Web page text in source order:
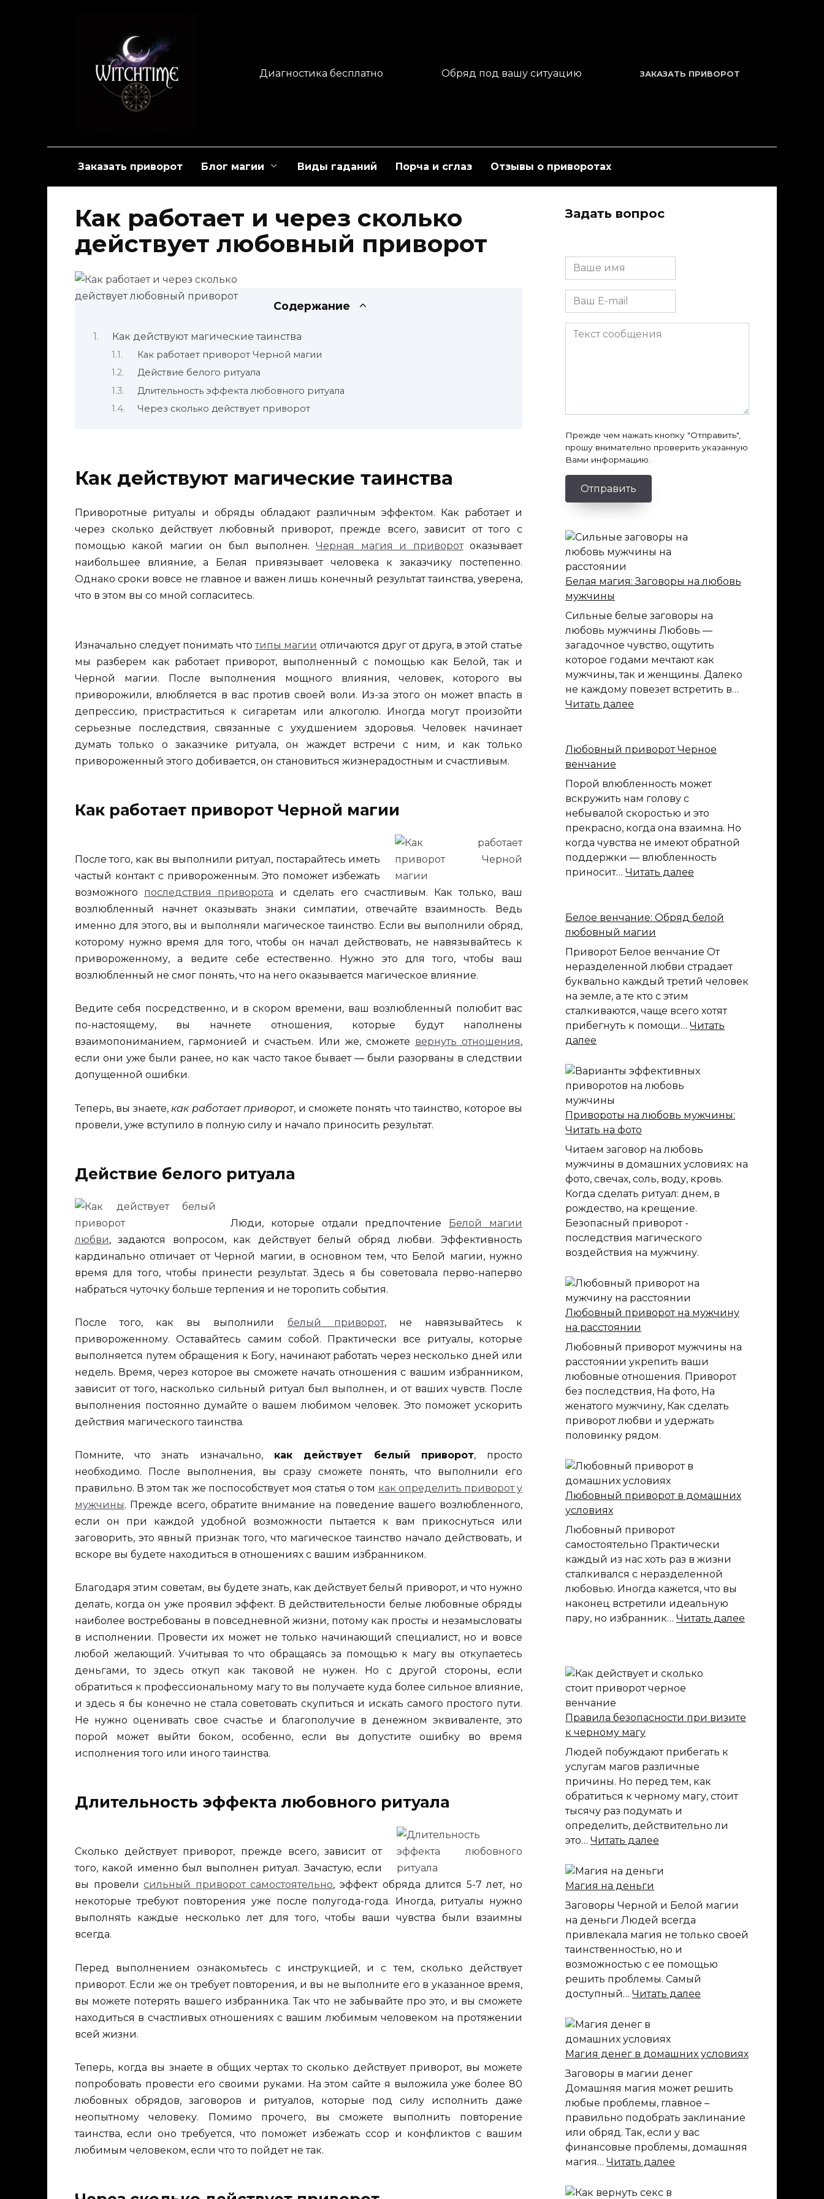
Диагностика бесплатно Обряд под вашу ситуацию ЗАКАЗАТЬ ПРИВОРОТ
Заказать приворот Блог магии Виды гаданий Порча и сглаз Отзывы о приворотах
Как работает и через сколько
действует любовный приворот
Содержание
Как действуют магические таинства
Как работает приворот Черной магии
Действие белого ритуала
Длительность эффекта любовного ритуала
Через сколько действует приворот
Как действуют магические таинства
Приворотные ритуалы и обряды обладают различным эффектом. Как работает и
через сколько действует любовный приворот, прежде всего, зависит от того с
помощью какой магии он был выполнен.Черная магия и приворотоказывает
наибольшее влияние, а Белая привязывает человека к заказчику постепенно.
Однако сроки вовсе не главное и важен лишь конечный результат таинства, уверена,
что в этом вы со мной согласитесь.
Изначально следует понимать чтотипы магии отличаются друг от друга, в этой статье
мы разберем как работает приворот, выполненный с помощью как Белой, так и
Черной магии. После выполнения мощного влияния, человек, которого вы
приворожили, влюбляется в вас против своей воли. Из-за этого он может впасть в
депрессию, пристраститься к сигаретам или алкоголю. Иногда могут произойти
серьезные последствия, связанные с ухудшением здоровья. Человек начинает
думать только о заказчике ритуала, он жаждет встречи с ним, и как только
привороженный этого добивается, он становиться жизнерадостным и счастливым.
Как работает приворот Черной магии
После того, как вы выполнили ритуал, постарайтесь иметь
частый контакт с привороженным. Это поможет избежать
возможного последствия приворота и сделать его счастливым. Как только, ваш
возлюбленный начнет оказывать знаки симпатии, отвечайте взаимность. Ведь
именно для этого, вы и выполняли магическое таинство. Если вы выполнили обряд,
которому нужно время для того, чтобы он начал действовать, не навязывайтесь к
привороженному, а ведите себе естественно. Нужно это для того, чтобы ваш
возлюбленный не смог понять, что на него оказывается магическое влияние.
Ведите себя посредственно, и в скором времени, ваш возлюбленный полюбит вас
по-настоящему, вы начнете отношения, которые будут наполнены
взаимопониманием, гармонией и счастьем. Или же, сможете вернуть отношения,
если они уже были ранее, но как часто такое бывает — были разорваны в следствии
допущенной ошибки.
Теперь, вы знаете, как работает приворот, и сможете понять что таинство, которое вы
провели, уже вступило в полную силу и начало приносить результат.
Действие белого ритуала
Люди, которые отдали предпочтение Белой магии
любви, задаются вопросом, как действует белый обряд любви. Эффективность
кардинально отличает от Черной магии, в основном тем, что Белой магии, нужно
время для того, чтобы принести результат. Здесь я бы советовала перво-наперво
набраться чуточку больше терпения и не торопить события.
После того, как вы выполнили белый приворот, не навязывайтесь к
привороженному. Оставайтесь самим собой. Практически все ритуалы, которые
выполняется путем обращения к Богу, начинают работать через несколько дней или
недель. Время, через которое вы сможете начать отношения с вашим избранником,
зависит от того, насколько сильный ритуал был выполнен, и от ваших чувств. После
выполнения постоянно думайте о вашем любимом человек. Это поможет ускорить
действия магического таинства.
Помните, что знать изначально, как действует белый приворот, просто
необходимо. После выполнения, вы сразу сможете понять, что выполнили его
правильно. В этом так же поспособствует моя статья о том как определить приворот у
мужчины. Прежде всего, обратите внимание на поведение вашего возлюбленного,
если он при каждой удобной возможности пытается к вам прикоснуться или
заговорить, это явный признак того, что магическое таинство начало действовать, и
вскоре вы будете находиться в отношениях с вашим избранником.
Благодаря этим советам, вы будете знать, как действует белый приворот, и что нужно
делать, когда он уже проявил эффект. В действительности белые любовные обряды
наиболее востребованы в повседневной жизни, потому как просты и незамысловаты
в исполнении. Провести их может не только начинающий специалист, но и вовсе
любой желающий. Учитывая то что обращаясь за помощью к магу вы откупаетесь
деньгами, то здесь откуп как таковой не нужен. Но с другой стороны, если
обратиться к профессиональному магу то вы получаете куда более сильное влияние,
и здесь я бы конечно не стала советовать скупиться и искать самого простого пути.
Не нужно оценивать свое счастье и благополучие в денежном эквиваленте, это
порой может выйти боком, особенно, если вы допустите ошибку во время
исполнения того или иного таинства.
Длительность эффекта любовного ритуала
Сколько действует приворот, прежде всего, зависит от
того, какой именно был выполнен ритуал. Зачастую, если
вы провелисильный приворот самостоятельно, эффект обряда длится 5-7 лет, но
некоторые требуют повторения уже после полугода-года. Иногда, ритуалы нужно
выполнять каждые несколько лет для того, чтобы ваши чувства были взаимны
всегда.
Перед выполнением ознакомьтесь с инструкцией, и с тем, сколько действует
приворот. Если же он требует повторения, и вы не выполните его в указанное время,
вы можете потерять вашего избранника. Так что не забывайте про это, и вы сможете
находиться в счастливых отношениях с вашим любимым человеком на протяжении
всей жизни.
Теперь, когда вы знаете в общих чертах то сколько действует приворот, вы можете
попробовать провести его своими руками. На этом сайте я выложила уже более 80
любовных обрядов, заговоров и ритуалов, которые под силу исполнить даже
неопытному человеку. Помимо прочего, вы сможете выполнить повторение
таинства, если оно требуется, что поможет избежать ссор и конфликтов с вашим
любимым человеком, если что то пойдет не так.
Задать вопрос
Прежде чем нажать кнопку "Отправить",
прошу внимательно проверить указанную
Вами информацию.
Отправить
Белая магия: Заговоры на любовь
мужчины
Сильные белые заговоры на
любовь мужчины Любовь —
загадочное чувство, ощутить
которое годами мечтают как
мужчины, так и женщины. Далеко
не каждому повезет встретить в…
Читать далее
Заговоры
Любовный приворот Черное
венчание
Порой влюбленность может
вскружить нам голову с
небывалой скоростью и это
прекрасно, когда она взаимна. Но
когда чувства не имеют обратной
поддержки — влюбленность
приносит… Читать далее
Черное
Белое венчание: Обряд белой
любовный магии
Приворот Белое венчание От
неразделенной любви страдает
буквально каждый третий человек
на земле, а те кто с этим
сталкиваются, чаще всего хотят
прибегнуть к помощи… Читать
далее
венчание:
Обряд
белой
любовный
магии
Привороты на любовь мужчины:
Читать на фото
Читаем заговор на любовь
мужчины в домашних условиях: на
фото, свечах, соль, воду, кровь.
Когда сделать ритуал: днем, в
рождество, на крещение.
Безопасный приворот -
последствия магического
воздействия на мужчину.
Любовный приворот на мужчину
на расстоянии
Любовный приворот мужчины на
расстоянии укрепить ваши
любовные отношения. Приворот
без последствия, На фото, На
женатого мужчину, Как сделать
приворот любви и удержать
половинку рядом.
Любовный приворот в домашних
условиях
Любовный приворот
самостоятельно Практически
каждый из нас хоть раз в жизни
сталкивался с неразделенной
любовью. Иногда кажется, что вы
наконец встретили идеальную
пару, но избранник… Читать далее
Правила безопасности при визите
к черному магу
Людей побуждают прибегать к
услугам магов различные
причины. Но перед тем, как
обратиться к черному магу, стоит
тысячу раз подумать и
определить, действительно ли
это… Читать далее
безопасности
визите
черному
Магия на деньги
Заговоры Черной и Белой магии
на деньги Людей всегда
привлекала магия не только своей
таинственностью, но и
возможностью с ее помощью
решить проблемы. Самый
доступный… Читать далее
Магия денег в домашних условиях
Заговоры в магии денег
Домашняя магия может решить
любые проблемы, главное –
правильно подобрать заклинание
или обряд. Так, если у вас
финансовые проблемы, домашняя
магия… Читать далее